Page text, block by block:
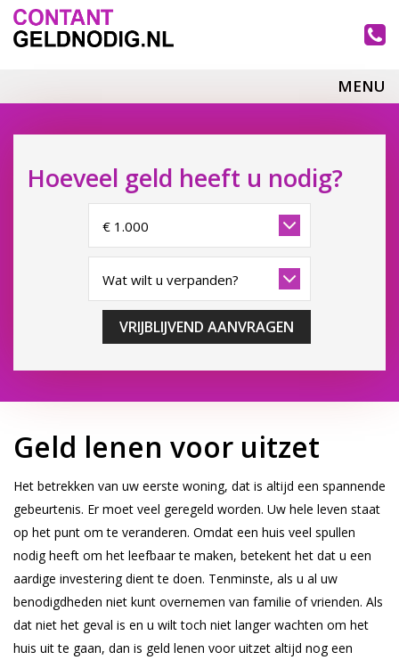
MENU
Hoeveel geld heeft u nodig?
VRIJBLIJVEND AANVRAGEN
Geld lenen voor uitzet
Het betrekken van uw eerste woning, dat is altijd een spannende
gebeurtenis. Er moet veel geregeld worden. Uw hele leven staat
op het punt om te veranderen. Omdat een huis veel spullen
nodig heeft om het leefbaar te maken, betekent het dat u een
aardige investering dient te doen. Tenminste, als u al uw
benodigdheden niet kunt overnemen van familie of vrienden. Als
dat niet het geval is en u wilt toch niet langer wachten om het
huis uit te gaan, dan is geld lenen voor uitzet altijd nog een